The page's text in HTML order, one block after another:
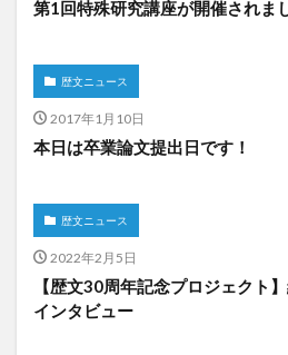
第1回特殊研究講座が開催されま
歴文ニュース
2017年1月10日
本日は卒業論文提出日です！
歴文ニュース
2022年2月5日
【歴文30周年記念プロジェクト
インタビュー